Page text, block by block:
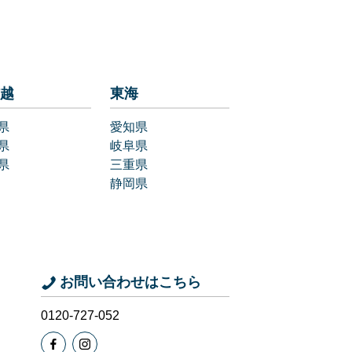
東海
愛知県
岐阜県
三重県
静岡県
お問い合わせはこちら
0120-727-052